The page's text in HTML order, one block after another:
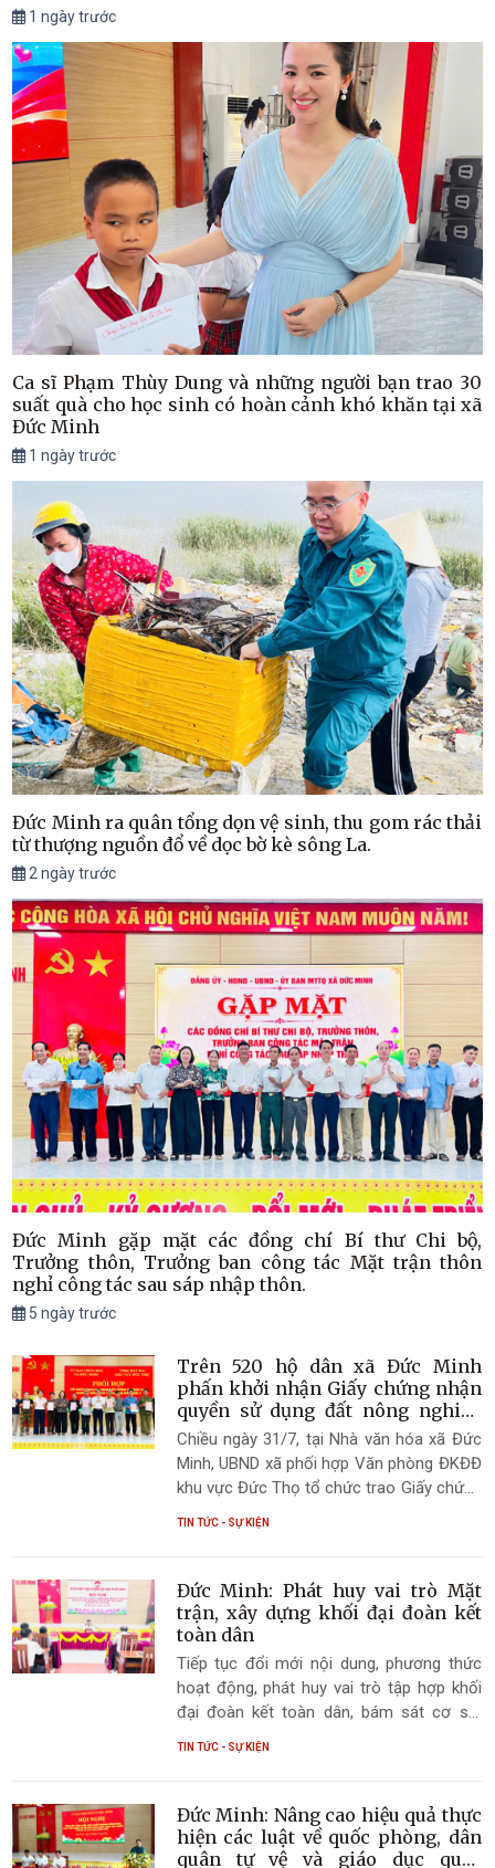
1 ngày trước
Ca sĩ Phạm Thùy Dung và những người bạn trao 30
suất quà cho học sinh có hoàn cảnh khó khăn tại xã
Đức Minh
1 ngày trước
Đức Minh ra quân tổng dọn vệ sinh, thu gom rác thải
từ thượng nguồn đổ về dọc bờ kè sông La.
2 ngày trước
Đức Minh gặp mặt các đồng chí Bí thư Chi bộ,
Trưởng thôn, Trưởng ban công tác Mặt trận thôn
nghỉ công tác sau sáp nhập thôn.
5 ngày trước
Trên 520 hộ dân xã Đức Minh
phấn khởi nhận Giấy chứng nhận
quyền sử dụng đất nông nghiệp
sau chuyển đổi, tích tụ ruộng đất
Chiều ngày 31/7, tại Nhà văn hóa xã Đức
Minh, UBND xã phối hợp Văn phòng ĐKĐĐ
khu vực Đức Thọ tổ chức trao Giấy chứng
TIN TỨC - SỰ KIỆN
Đức Minh: Phát huy vai trò Mặt
trận, xây dựng khối đại đoàn kết
toàn dân
Tiếp tục đổi mới nội dung, phương thức
hoạt động, phát huy vai trò tập hợp khối
đại đoàn kết toàn dân, bám sát cơ sở,
nhấn mạnh tại Hội nghị đánh giá kết quả
công tác Mặt trận và các tổ chức chính trị
- xã hội tháng 7, triển khai nhiệm vụ trọng
TIN TỨC - SỰ KIỆN
Đức Minh: Nâng cao hiệu quả thực
hiện các luật về quốc phòng, dân
quân tự vệ và giáo dục quốc